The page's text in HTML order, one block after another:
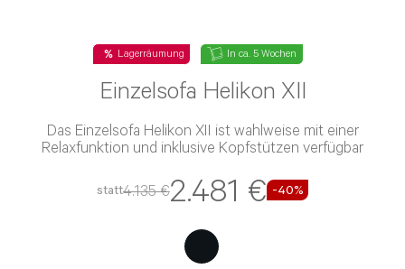
Lagerräumung In ca. 5 Wochen
Einzelsofa Helikon XII
Das Einzelsofa Helikon XII ist wahlweise mit einer
Relaxfunktion und inklusive Kopfstützen verfügbar
statt4.135 €2.481 € -40%